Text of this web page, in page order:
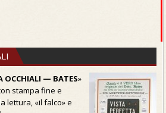
OCCHIALI — BATES»
stampa fine e
lettura, «il falco» e